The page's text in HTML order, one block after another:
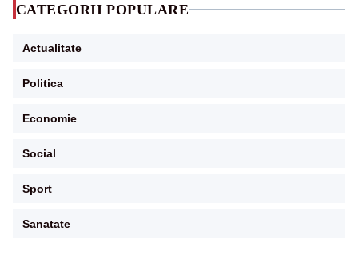
CATEGORII POPULARE
Actualitate
Politica
Economie
Social
Sport
Sanatate